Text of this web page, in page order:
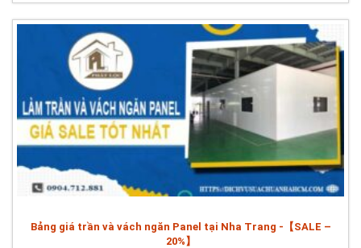
Bảng giá trần và vách ngăn Panel tại Nha Trang -【SALE –
20%】